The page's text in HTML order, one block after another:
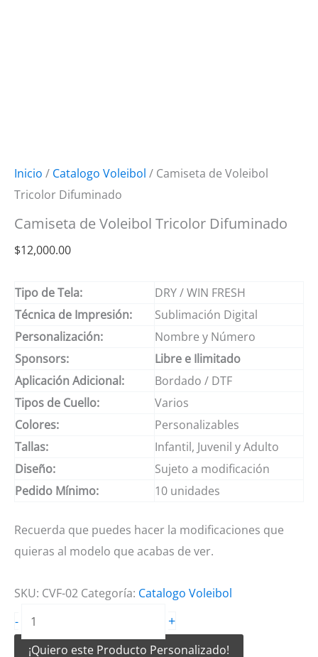
Inicio / Catalogo Voleibol / Camiseta de Voleibol
Tricolor Difuminado
Camiseta de Voleibol Tricolor Difuminado
$12,000.00
Tipo de Tela:
DRY / WIN FRESH
Técnica de Impresión:
Sublimación Digital
Personalización:
Nombre y Número
Sponsors:
Libre e Ilimitado
Aplicación Adicional:
Bordado / DTF
Tipos de Cuello:
Varios
Colores:
Personalizables
Tallas:
Infantil, Juvenil y Adulto
Diseño:
Sujeto a modificación
Pedido Mínimo:
10 unidades
Recuerda que puedes hacer la modificaciones que
quieras al modelo que acabas de ver.
SKU: CVF-02 Categoría: Catalogo Voleibol
-
Camiseta
de
+
¡Quiero este Producto Personalizado!